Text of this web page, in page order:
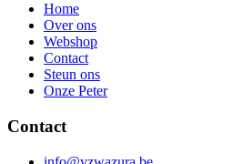
Home
Over ons
Webshop
Contact
Steun ons
Onze Peter
Contact